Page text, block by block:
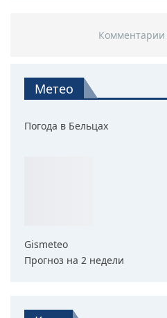
Метео
Погода в Бельцах
Gismeteo
Прогноз на 2 недели